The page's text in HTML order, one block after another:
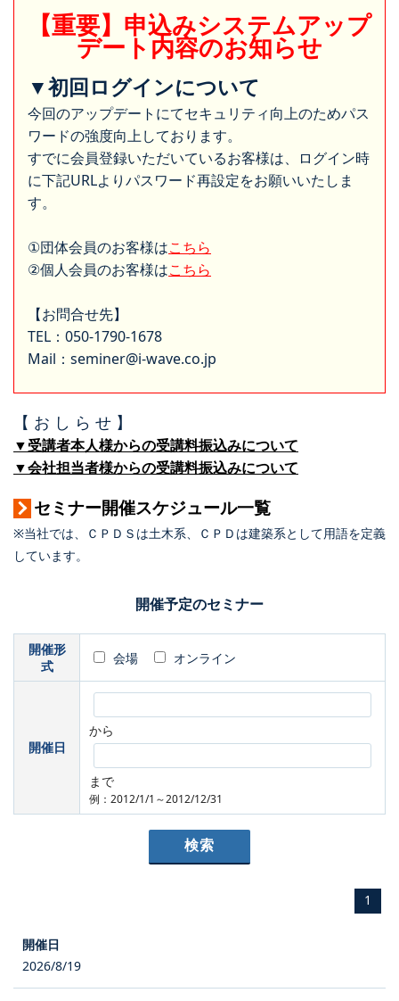
【重要】申込みシステムアップ
デート内容のお知らせ
▼初回ログインについて
今回のアップデートにてセキュリティ向上のためパス
ワードの強度向上しております。
すでに会員登録いただいているお客様は、ログイン時
に下記URLよりパスワード再設定をお願いいたしま
す。
①団体会員のお客様はこちら
②個人会員のお客様はこちら
【お問合せ先】
TEL：050-1790-1678
Mail：seminer@i-wave.co.jp
【 お し ら せ 】
▼受講者本人様からの受講料振込みについて
▼会社担当者様からの受講料振込みについて
セミナー開催スケジュール一覧
※当社では、ＣＰＤＳは土木系、ＣＰＤは建築系として用語を定義
しています。
開催予定のセミナー
開催形
式
会場 オンライン
開催日
から
まで
例：2012/1/1～2012/12/31
1
2026/8/19